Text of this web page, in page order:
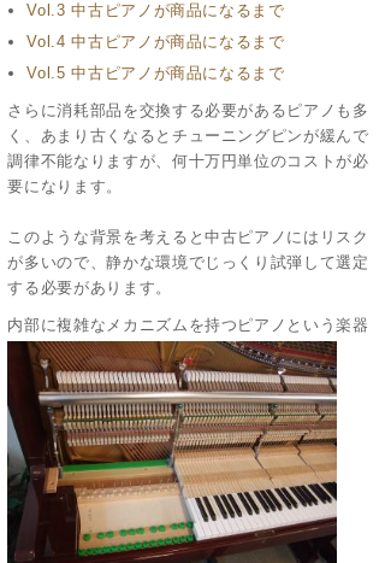
Vol.3 中古ピアノが商品になるまで
Vol.4 中古ピアノが商品になるまで
Vol.5 中古ピアノが商品になるまで
さらに消耗部品を交換する必要があるピアノも多
く、あまり古くなるとチューニングピンが緩んで
調律不能なりますが、何十万円単位のコストが必
要になります。
このような背景を考えると中古ピアノにはリスク
が多いので、静かな環境でじっくり試弾して選定
する必要があります。
内部に複雑なメカニズムを持つピアノという楽器